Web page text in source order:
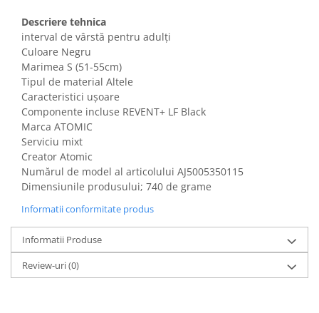
Birotica & Papetarie
Console, Jocuri & Accesorii
Ingrijire personala & Cosmetice
Accesorii aparate de ras electrice
Accesorii aparate hair styling
Aparate & Accesorii ingrijire
personala
Aparate cosmetice
Articole Sanatate si Wellness
Cosmetice si produse ingrijire
personala
Igiena dentara
Jucarii, Copii & Bebe
Descriere tehnica
interval de vârstă pentru adulți
Culoare Negru
Marimea S (51-55cm)
Tipul de material Altele
Caracteristici ușoare
Componente incluse REVENT+ LF Black
Marca ATOMIC
Serviciu mixt
Creator Atomic
Numărul de model al articolului ‎AJ5005350115
Dimensiunile produsului; 740 de grame
Informatii conformitate produs
Informatii Produse
Review-uri(0)